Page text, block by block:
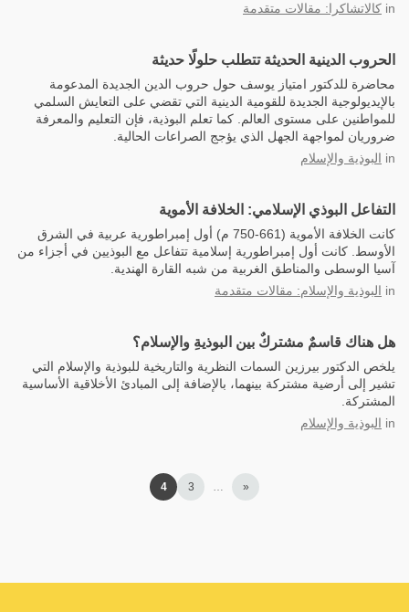
in كالاتشاكرا: مقالات متقدمة
الحروب الدينية الحديثة تتطلب حلولًا حديثة
محاضرة للدكتور امتياز يوسف حول حروب الدين الجديدة المدعومة
بالإيديولوجية الجديدة للقومية الدينية التي تقضي على التعايش السلمي
للمواطنين على مستوى العالم. كما تعلم البوذية، فإن التعليم والمعرفة
ضروريان لمواجهة الجهل الذي يؤجج الصراعات الحالية.
in البوذية والإسلام
التفاعل البوذي الإسلامي: الخلافة الأموية
كانت الخلافة الأموية (661-750 م) أول إمبراطورية عربية في الشرق
الأوسط. كانت أول إمبراطورية إسلامية تتفاعل مع البوذيين في أجزاء من
آسيا الوسطى والمناطق الغربية من شبه القارة الهندية.
in البوذية والإسلام: مقالات متقدمة
هل هناك قاسمٌ مشتركٌ بين البوذيةِ والإسلام؟
يلخص الدكتور بيرزين السمات النظرية والتاريخية للبوذية والإسلام التي
تشير إلى أرضية مشتركة بينهما، بالإضافة إلى المبادئ الأخلاقية الأساسية
المشتركة.
in البوذية والإسلام
«
…
3
4